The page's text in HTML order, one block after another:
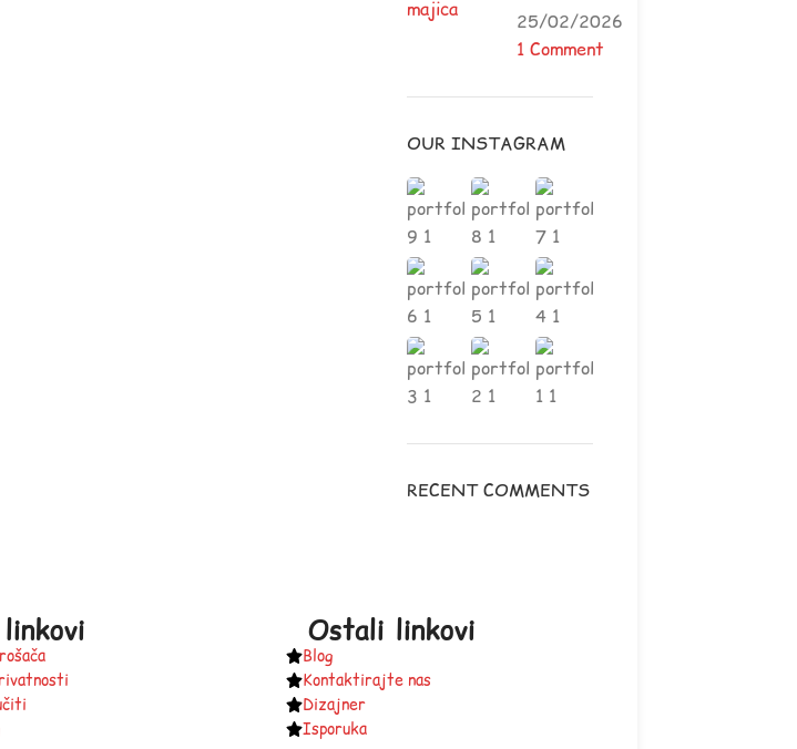
25/02/2026
1 Comment
OUR INSTAGRAM
RECENT COMMENTS
Ostali linkovi
Blog
Kontaktirajte nas
Dizajner
Isporuka